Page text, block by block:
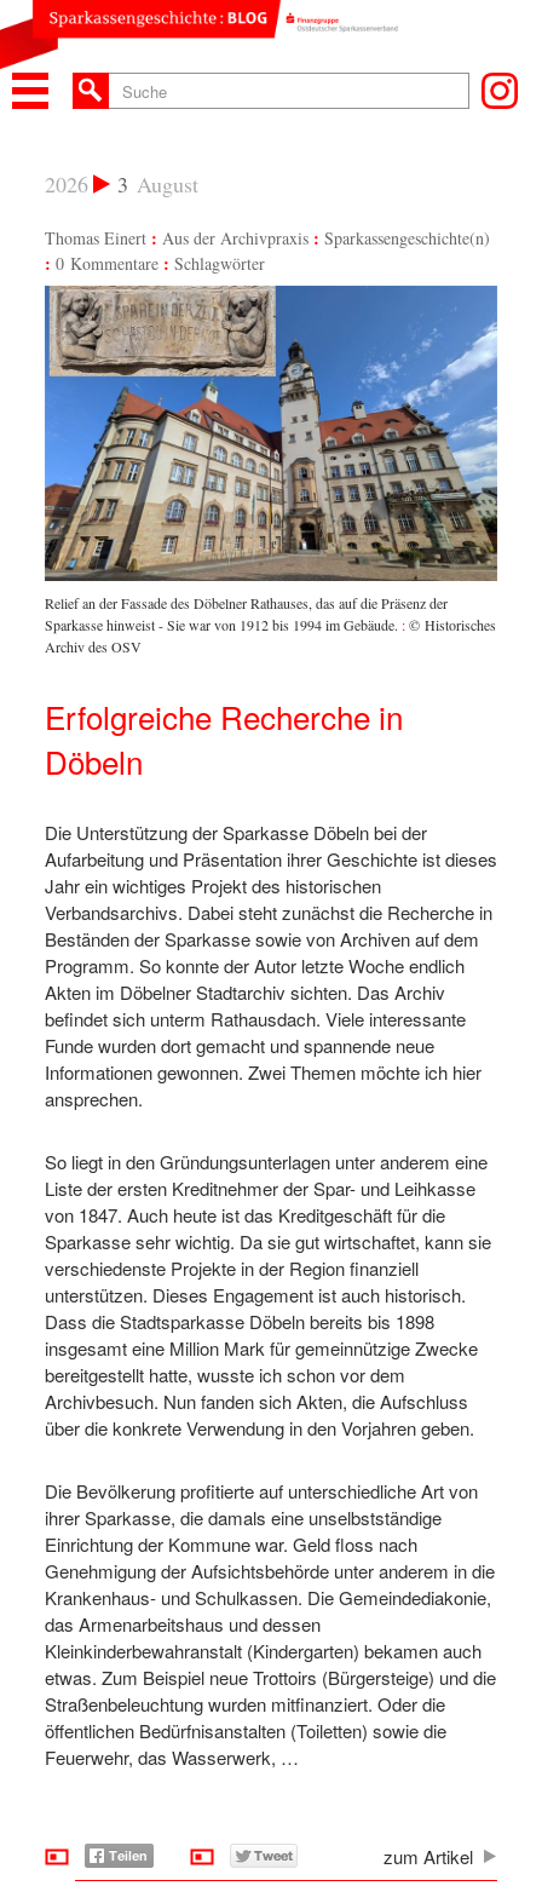
3 August
2026
Thomas Einert Aus der Archivpraxis
Sparkassengeschichte(n)
0 Kommentare
Schlagwörter
Relief an der Fassade des Döbelner Rathauses, das auf die Präsenz der
Sparkasse hinweist - Sie war von 1912 bis 1994 im Gebäude. :© Historisches
Archiv des OSV
Erfolgreiche Recherche in
Döbeln
Die Unterstützung der Sparkasse Döbeln bei der
Aufarbeitung und Präsentation ihrer Geschichte ist dieses
Jahr ein wichtiges Projekt des historischen
Verbandsarchivs. Dabei steht zunächst die Recherche in
Beständen der Sparkasse sowie von Archiven auf dem
Programm. So konnte der Autor letzte Woche endlich
Akten im Döbelner Stadtarchiv sichten. Das Archiv
befindet sich unterm Rathausdach. Viele interessante
Funde wurden dort gemacht und spannende neue
Informationen gewonnen. Zwei Themen möchte ich hier
ansprechen.
So liegt in den Gründungsunterlagen unter anderem eine
Liste der ersten Kreditnehmer der Spar- und Leihkasse
von 1847. Auch heute ist das Kreditgeschäft für die
Sparkasse sehr wichtig. Da sie gut wirtschaftet, kann sie
verschiedenste Projekte in der Region finanziell
unterstützen. Dieses Engagement ist auch historisch.
Dass die Stadtsparkasse Döbeln bereits bis 1898
insgesamt eine Million Mark für gemeinnützige Zwecke
bereitgestellt hatte, wusste ich schon vor dem
Archivbesuch. Nun fanden sich Akten, die Aufschluss
über die konkrete Verwendung in den Vorjahren geben.
Die Bevölkerung profitierte auf unterschiedliche Art von
ihrer Sparkasse, die damals eine unselbstständige
Einrichtung der Kommune war. Geld floss nach
Genehmigung der Aufsichtsbehörde unter anderem in die
Krankenhaus- und Schulkassen. Die Gemeindediakonie,
das Armenarbeitshaus und dessen
Kleinkinderbewahranstalt (Kindergarten) bekamen auch
etwas. Zum Beispiel neue Trottoirs (Bürgersteige) und die
Straßenbeleuchtung wurden mitfinanziert. Oder die
öffentlichen Bedürfnisanstalten (Toiletten) sowie die
Feuerwehr, das Wasserwerk, …
zum Artikel